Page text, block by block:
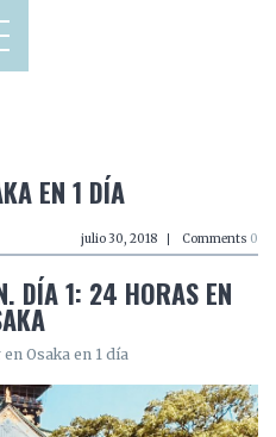
EN 1 DÍA
julio 30, 2018 Comments 0
DÍA 1: 24 HORAS EN
Osaka en 1 día